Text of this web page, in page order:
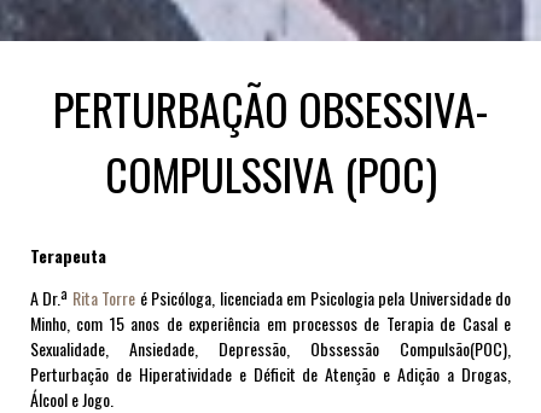
PERTURBAÇÃO OBSESSIVA-
COMPULSSIVA (POC)
Terapeuta
A Dr.ª Rita Torre é Psicóloga, licenciada em Psicologia pela Universidade do
Minho, com 15 anos de experiência em processos de Terapia de Casal e
Sexualidade, Ansiedade, Depressão, Obssessão Compulsão(POC),
Perturbação de Hiperatividade e Déficit de Atenção e Adição a Drogas,
Álcool e Jogo